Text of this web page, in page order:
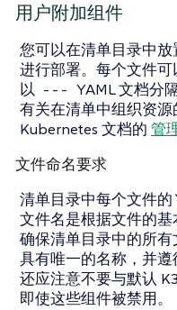
用户附加组件
您可以在清单目录中
进行部署。每个文件可
以 --- YAML 文档分
有关在清单中组织资
Kubernetes 文档的 管
文件命名要求
清单目录中每个文件
文件名是根据文件的基
确保清单目录中的所有
具有唯一的名称，并
还应注意不要与默认
即使这些组件被禁用。